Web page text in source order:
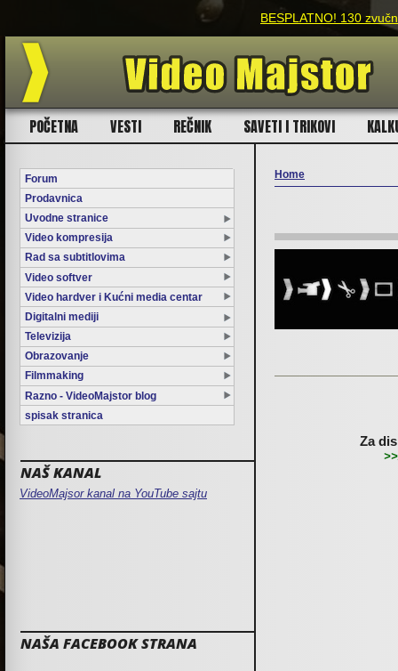
BESPLATNO! 130
POČETNA VESTI REČNIK SAVETI I TRIKOVI
Forum
Prodavnica
Uvodne stranice
Video kompresija
Rad sa subtitlovima
Video softver
Video hardver i Kućni media centar
Digitalni mediji
Televizija
Obrazovanje
Filmmaking
Razno - VideoMajstor blog
spisak stranica
NAŠ KANAL
VideoMajsor kanal na YouTube sajtu
NAŠA FACEBOOK STRANA
Home
Za